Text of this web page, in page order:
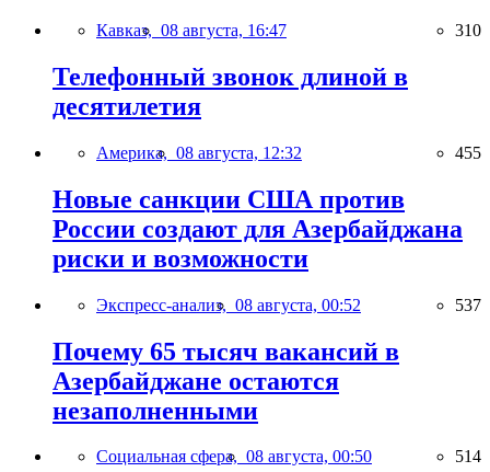
Кавказ, 08 августа, 16:47 310
Телефонный звонок длиной в
десятилетия
Америка, 08 августа, 12:32 455
Новые санкции США против
России создают для Азербайджана
риски и возможности
Экспресс-анализ, 08 августа, 00:52 537
Почему 65 тысяч вакансий в
Азербайджане остаются
незаполненными
Социальная сфера, 08 августа, 00:50 514